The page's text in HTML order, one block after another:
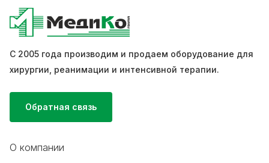
С 2005 года производим и продаем оборудование для
хирургии, реанимации и интенсивной терапии.
Обратная связь
О компании